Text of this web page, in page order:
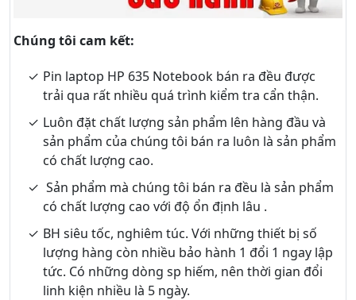
Chúng tôi cam kết:
Pin laptop HP 635 Notebook bán ra đều được
trải qua rất nhiều quá trình kiểm tra cẩn thận.
Luôn đặt chất lượng sản phẩm lên hàng đầu và
sản phẩm của chúng tôi bán ra luôn là sản phẩm
có chất lượng cao.
Sản phẩm mà chúng tôi bán ra đều là sản phẩm
có chất lượng cao với độ ổn định lâu .
BH siêu tốc, nghiêm túc. Với những thiết bị số
lượng hàng còn nhiều bảo hành 1 đổi 1 ngay lập
tức. Có những dòng sp hiếm, nên thời gian đổi
linh kiện nhiều là 5 ngày.